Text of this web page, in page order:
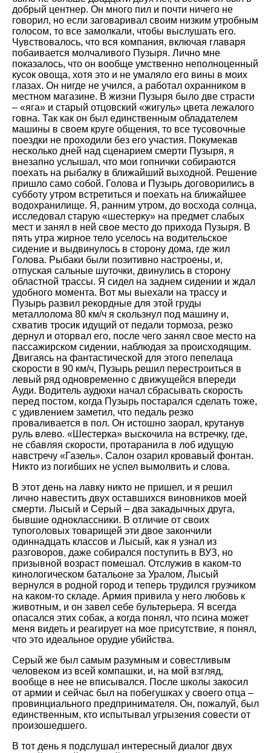
добрый центнер. Он много пил и почти ничего не
говорил, но если заговаривал своим низким утробным
голосом, то все замолкали, чтобы выслушать его.
Чувствовалось, что вся компания, включая главаря
побаивается молчаливого Пузыря. Лично мне
показалось, что он вообще умственно неполноценный
кусок овоща, хотя это и не умаляло его вины в моих
глазах. Он нигде не учился, а работал охранником в
местном магазине. В жизни Пузыря было две страсти
– «яга» и старый отцовский «жигуль» цвета лежалого
говна. Так как он был единственным обладателем
машины в своем круге общения, то все тусовочные
поездки не проходили без его участия. Покумекав
несколько дней над сценарием смерти Пузыря, я
внезапно услышал, что мои гопнички собираются
поехать на рыбалку в ближайший выходной. Решение
пришло само собой. Голова и Пузырь договорились в
субботу утром встретиться и поехать на ближайшее
водохранилище. Я, ранним утром, до восхода солнца,
исследовал старую «шестерку» на предмет слабых
мест и занял в ней свое место до прихода Пузыря. В
пять утра жирное тело уселось на водительское
сидение и выдвинулось в сторону дома, где жил
Голова. Рыбаки были позитивно настроены, и,
отпуская сальные шуточки, двинулись в сторону
областной трассы. Я сидел на заднем сидении и ждал
удобного момента. Вот мы выехали на трассу и
Пузырь развил рекордные для этой груды
металлолома 80 км/ч я скользнул под машину и,
схватив тросик идущий от педали тормоза, резко
дернул и оторвал его, после чего занял свое место на
пассажирском сидении, наблюдая за происходящим.
Двигаясь на фантастической для этого пепелаца
скорости в 90 км/ч, Пузырь решил перестроиться в
левый ряд одновременно с движущейся впереди
Ауди. Водитель аудюхи начал сбрасывать скорость
перед постом, когда Пузырь постарался сделать тоже,
с удивлением заметил, что педаль резко
проваливается в пол. Он истошно заорал, крутанув
руль влево. «Шестерка» выскочила на встречку, где,
не сбавляя скорости, протаранила в лоб идущую
навстречу «Газель». Салон озарил кровавый фонтан.
Никто из погибших не успел вымолвить и слова.
В этот день на лавку никто не пришел, и я решил
лично навестить двух оставшихся виновников моей
смерти. Лысый и Серый – два закадычных друга,
бывшие одноклассники. В отличие от своих
тупоголовых товарищей эти двое закончили
одиннадцать классов и Лысый, как я узнал из
разговоров, даже собирался поступить в ВУЗ, но
призывной возраст помешал. Отслужив в каком-то
кинологическом батальоне за Уралом, Лысый
вернулся в родной город и теперь трудился грузчиком
на каком-то складе. Армия привила у него любовь к
животным, и он завел себе бультерьера. Я всегда
опасался этих собак, а когда понял, что псина может
меня видеть и реагирует на мое присутствие, я понял,
что это идеальное орудие убийства.
Серый же был самым разумным и совестливым
человеком из всей компашки, и, на мой взгляд,
вообще в нее не вписывался. После школы закосил
от армии и сейчас был на побегушках у своего отца –
провинциального предпринимателя. Он, пожалуй, был
единственным, кто испытывал угрызения совести от
произошедшего.
В тот день я подслушал интересный диалог двух